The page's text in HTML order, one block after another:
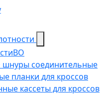
ВО
соединительные
планки для кроссов
кассеты для кроссов